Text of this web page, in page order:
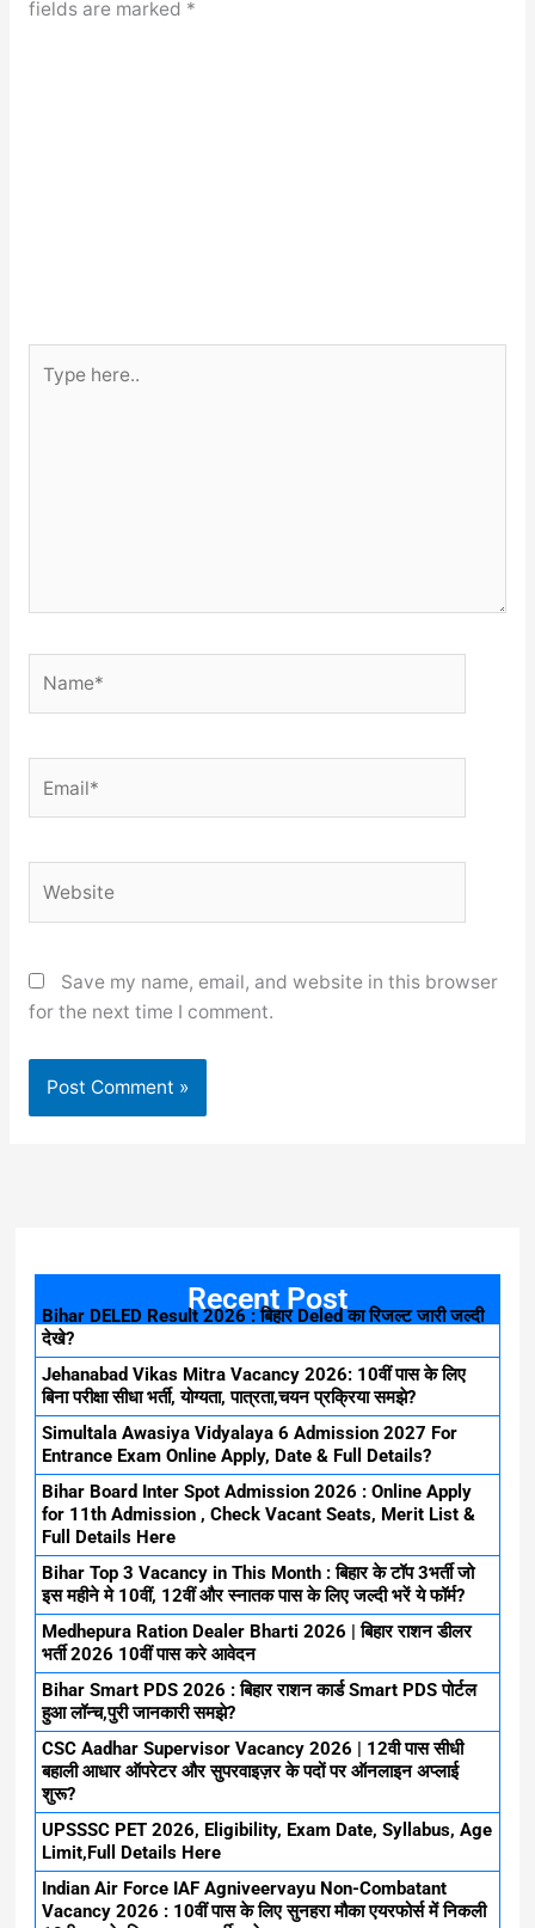
fields are marked *
here..
Save my name, email, and website in this browser
for the next time I comment.
Recent Post
Bihar DELED Result 2026 : बिहार Deled का रिजल्ट जारी जल्दी
देखे?
Jehanabad Vikas Mitra Vacancy 2026: 10वीं पास के लिए
बिना परीक्षा सीधा भर्ती, योग्यता, पात्रता,चयन प्रक्रिया समझे?
Simultala Awasiya Vidyalaya 6 Admission 2027 For
Entrance Exam Online Apply, Date & Full Details?
Bihar Board Inter Spot Admission 2026 : Online Apply
for 11th Admission , Check Vacant Seats, Merit List &
Full Details Here
Bihar Top 3 Vacancy in This Month : बिहार के टॉप 3भर्ती जो
इस महीने मे 10वीं, 12वीं और स्नातक पास के लिए जल्दी भरें ये फॉर्म?
Medhepura Ration Dealer Bharti 2026 | बिहार राशन डीलर
भर्ती 2026 10वीं पास करे आवेदन
Bihar Smart PDS 2026 : बिहार राशन कार्ड Smart PDS पोर्टल
हुआ लॉन्च,पुरी जानकारी समझे?
CSC Aadhar Supervisor Vacancy 2026 | 12वी पास सीधी
बहाली आधार ऑपरेटर और सुपरवाइज़र के पदों पर ऑनलाइन अप्लाई
शुरू?
UPSSSC PET 2026, Eligibility, Exam Date, Syllabus, Age
Limit,Full Details Here
Indian Air Force IAF Agniveervayu Non-Combatant
Vacancy 2026 : 10वीं पास के लिए सुनहरा मौका एयरफोर्स में निकली